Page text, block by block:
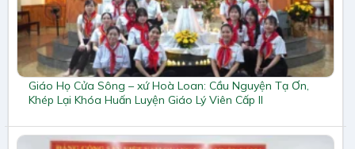
Giáo Họ Cửa Sông – xứ Hoà Loan: Cầu Nguyện Tạ Ơn,
Khép Lại Khóa Huấn Luyện Giáo Lý Viên Cấp II